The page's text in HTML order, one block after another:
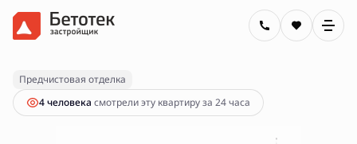
1-комнатная42.22 м Цена по запросу
Предчистовая отделка
4 человекa смотрели эту квартиру за 24 часа